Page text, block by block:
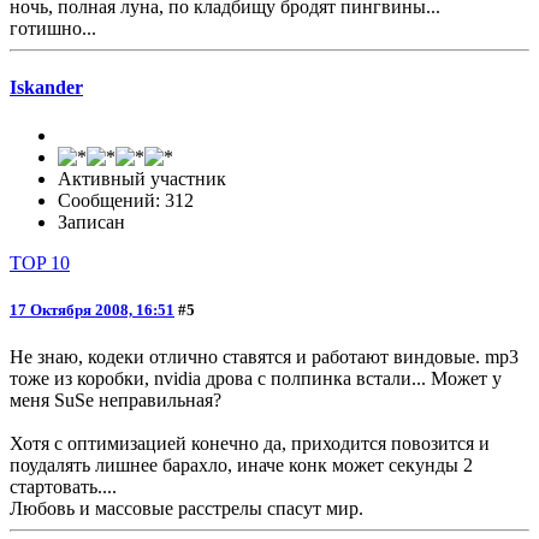
ночь, полная луна, по кладбищу бродят пингвины...
готишно...
Iskander
Активный участник
Сообщений: 312
Записан
TOP 10
17 Октября 2008, 16:51 #5
Не знаю, кодеки отлично ставятся и работают виндовые. mp3
тоже из коробки, nvidia дрова с полпинка встали... Может у
меня SuSe неправильная?
Хотя с оптимизацией конечно да, приходится повозится и
поудалять лишнее барахло, иначе конк может секунды 2
стартовать....
Любовь и массовые расстрелы спасут мир.